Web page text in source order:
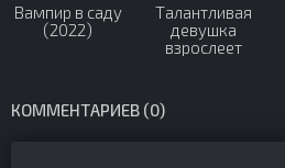
Вампир в саду
(2022)
Талантливая
девушка
взрослеет
КОММЕНТАРИЕВ (0)